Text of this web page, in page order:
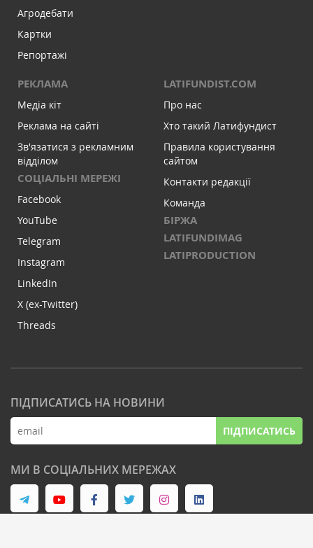
Агродебати
Картки
Репортажі
РЕКЛАМА
Медіа кіт
Реклама на сайті
Зв'язатися з рекламним
відділом
СОЦІАЛЬНІ МЕРЕЖІ
Facebook
YouTube
Telegram
Instagram
LinkedIn
X (ex-Twitter)
Threads
LATIFUNDIST.COM
Про нас
Хто такий Латифундист
Правила користування
сайтом
Контакти редакції
Команда
БІРЖА
LATIFUNDIMAG
LATIPRODUCTION
ПІДПИСАТИСЬ НА НОВИНИ
ПІДПИСАТИСЬ
МИ В СОЦІАЛЬНИХ МЕРЕЖАХ